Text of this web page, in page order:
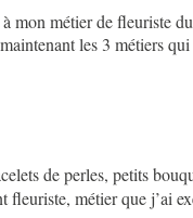
mon métier de fleuriste
les 3 métiers
de perles, petits
fleuriste, métier que j’ai